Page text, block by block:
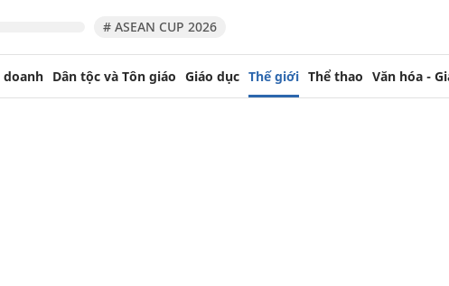
# ASEAN CUP 2026
doanh Dân tộc và Tôn giáo Giáo dục Thế giới Thể thao Văn hóa -